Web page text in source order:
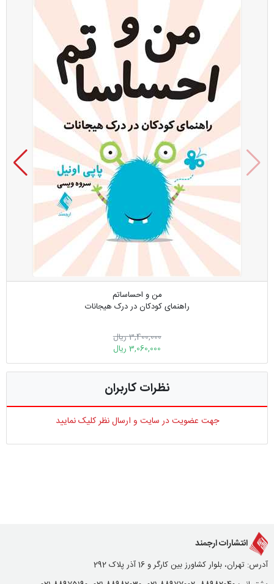
من و احساساتم
راهنمای کودکان در درک هیجانات
3,400,000 ریال
3,060,000 ریال
نظرات کاربران
جهت عضویت در سایت و ارسال نظر کلیک نمایید
انتشارات ارجمند
آدرس: تهران، بلوار کشاورز بین کارگر و 16 آذر پلاک 292